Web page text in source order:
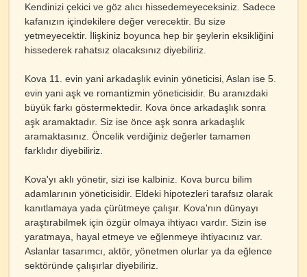
Kendinizi çekici ve göz alıcı hissedemeyeceksiniz. Sadece
kafanızın içindekilere değer verecektir. Bu size
yetmeyecektir. İlişkiniz boyunca hep bir şeylerin eksikliğini
hissederek rahatsız olacaksınız diyebiliriz.
Kova 11. evin yani arkadaşlık evinin yöneticisi, Aslan ise 5.
evin yani aşk ve romantizmin yöneticisidir. Bu aranızdaki
büyük farkı göstermektedir. Kova önce arkadaşlık sonra
aşk aramaktadır. Siz ise önce aşk sonra arkadaşlık
aramaktasınız. Öncelik verdiğiniz değerler tamamen
farklıdır diyebiliriz.
Kova'yı aklı yönetir, sizi ise kalbiniz. Kova burcu bilim
adamlarının yöneticisidir. Eldeki hipotezleri tarafsız olarak
kanıtlamaya yada çürütmeye çalışır. Kova'nın dünyayı
araştırabilmek için özgür olmaya ihtiyacı vardır. Sizin ise
yaratmaya, hayal etmeye ve eğlenmeye ihtiyacınız var.
Aslanlar tasarımcı, aktör, yönetmen olurlar ya da eğlence
sektöründe çalışırlar diyebiliriz.